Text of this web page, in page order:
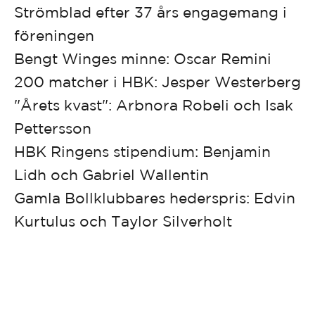
Strömblad efter 37 års engagemang i
föreningen
Bengt Winges minne: Oscar Remini
200 matcher i HBK: Jesper Westerberg
"Årets kvast": Arbnora Robeli och Isak
Pettersson
HBK Ringens stipendium: Benjamin
Lidh och Gabriel Wallentin
Gamla Bollklubbares hederspris: Edvin
Kurtulus och Taylor Silverholt